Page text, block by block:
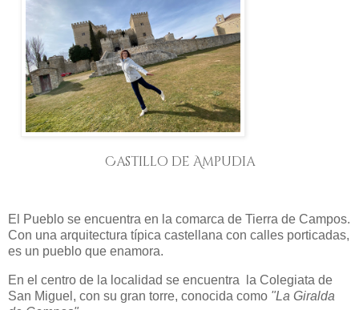
Castillo de Ampudia
El Pueblo se encuentra en la comarca de Tierra de Campos.
Con una arquitectura típica castellana con calles porticadas,
es un pueblo que enamora.
En el centro de la localidad se encuentra la Colegiata de
San Miguel, con su gran torre, conocida como "La Giralda